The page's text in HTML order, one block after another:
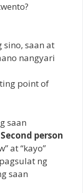
sino, saan at
nangyari
point of
saan
Second person
at “kayo”
ng
saan